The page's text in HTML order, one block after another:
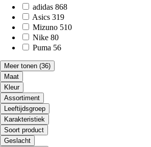
adidas 868
Asics 319
Mizuno 510
Nike 80
Puma 56
Meer tonen (36)
Maat
Kleur
Assortiment
Leeftijdsgroep
Karakteristiek
Soort product
Geslacht